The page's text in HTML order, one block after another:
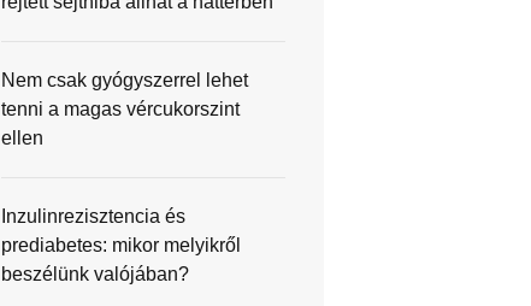
Nem csak gyógyszerrel lehet
tenni a magas vércukorszint
ellen
Inzulinrezisztencia és
prediabetes: mikor melyikről
beszélünk valójában?